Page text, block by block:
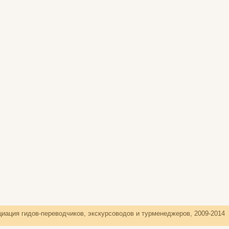
гидов-переводчиков, экскурсоводов и турменеджеров, 2009-2014